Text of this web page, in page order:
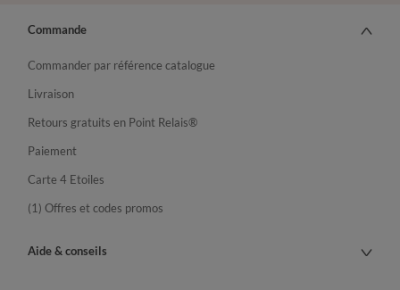
Commande
Commander par référence catalogue
Livraison
Retours gratuits en Point Relais®
Paiement
Carte 4 Etoiles
(1) Offres et codes promos
Aide & conseils